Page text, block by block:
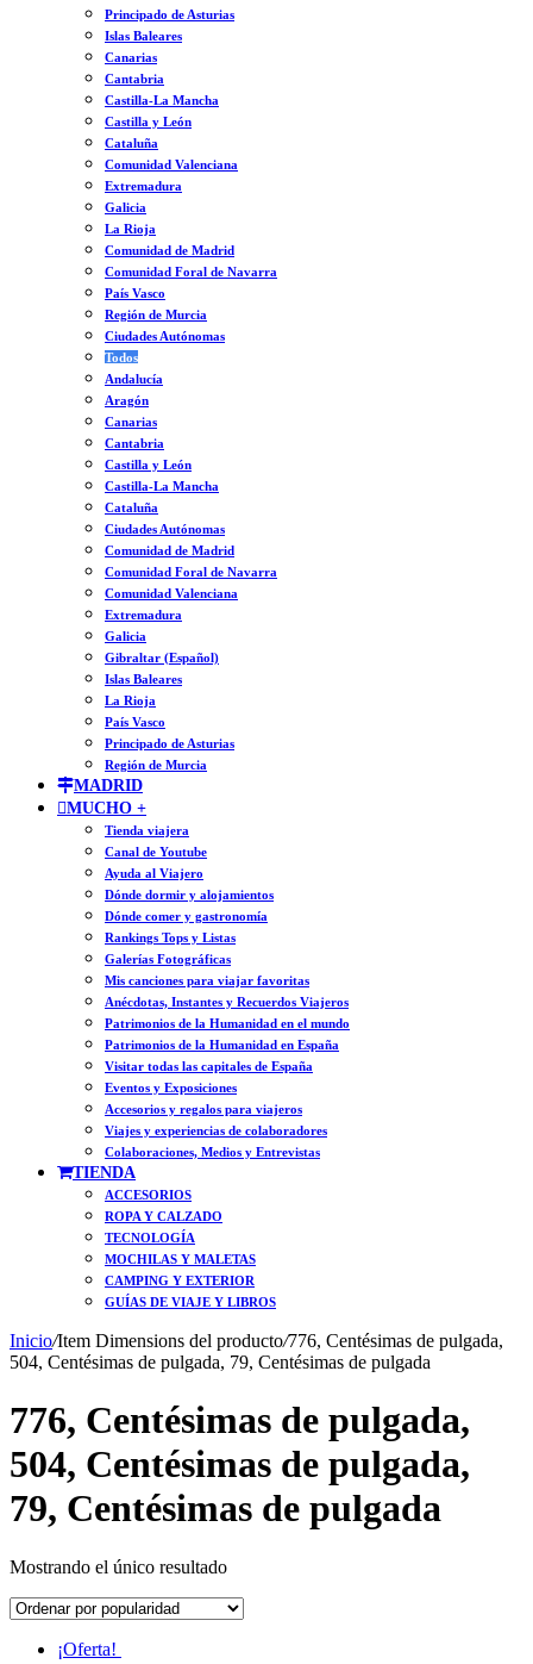
Principado de Asturias
Islas Baleares
Canarias
Cantabria
Castilla-La Mancha
Castilla y León
Cataluña
Comunidad Valenciana
Extremadura
Galicia
La Rioja
Comunidad de Madrid
Comunidad Foral de Navarra
País Vasco
Región de Murcia
Ciudades Autónomas
Todos
Andalucía
Aragón
Canarias
Cantabria
Castilla y León
Castilla-La Mancha
Cataluña
Ciudades Autónomas
Comunidad de Madrid
Comunidad Foral de Navarra
Comunidad Valenciana
Extremadura
Galicia
Gibraltar (Español)
Islas Baleares
La Rioja
País Vasco
Principado de Asturias
Región de Murcia
MADRID
MUCHO +
Tienda viajera
Canal de Youtube
Ayuda al Viajero
Dónde dormir y alojamientos
Dónde comer y gastronomía
Rankings Tops y Listas
Galerías Fotográficas
Mis canciones para viajar favoritas
Anécdotas, Instantes y Recuerdos Viajeros
Patrimonios de la Humanidad en el mundo
Patrimonios de la Humanidad en España
Visitar todas las capitales de España
Eventos y Exposiciones
Accesorios y regalos para viajeros
Viajes y experiencias de colaboradores
Colaboraciones, Medios y Entrevistas
TIENDA
ACCESORIOS
ROPA Y CALZADO
TECNOLOGÍA
MOCHILAS Y MALETAS
CAMPING Y EXTERIOR
GUÍAS DE VIAJE Y LIBROS
Inicio/Item Dimensions del producto/776, Centésimas de pulgada,
504, Centésimas de pulgada, 79, Centésimas de pulgada
776, Centésimas de pulgada,
504, Centésimas de pulgada,
79, Centésimas de pulgada
Mostrando el único resultado
¡Oferta!